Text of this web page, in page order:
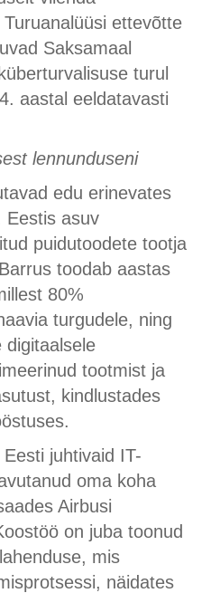
ettevõtte
Saksamaal
turul
aastal eeldatavasti
lennunduseni
edu erinevates
Eestis asuv
puidutoodete tootja
toodab aastas
80%
turgudele, ning
digitaalsele
tootmist ja
kindlustades
juhtivaid IT-
oma koha
Airbusi
on juba toonud
mis
näidates